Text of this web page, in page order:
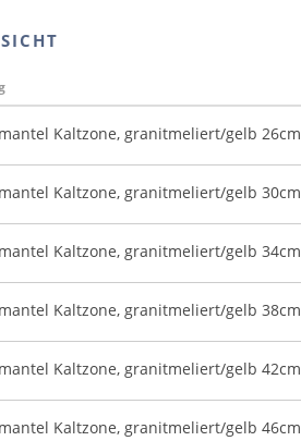
Kaltzone, granitmeliert/gelb 26cm
Kaltzone, granitmeliert/gelb 30cm
Kaltzone, granitmeliert/gelb 34cm
Kaltzone, granitmeliert/gelb 38cm
Kaltzone, granitmeliert/gelb 42cm
Kaltzone, granitmeliert/gelb 46cm